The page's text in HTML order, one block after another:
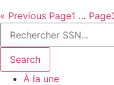
« Previous Page1 … Page
Search
À la une